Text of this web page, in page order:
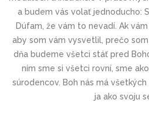
a budem vás volať jednoducho:
Dúfam, že vám to nevadí. Ak
aby som vám vysvetlil, prečo
dňa budeme všetci stáť pred
ním sme si všetci rovní, sme
súrodencov. Boh nás má
ja ako svoju